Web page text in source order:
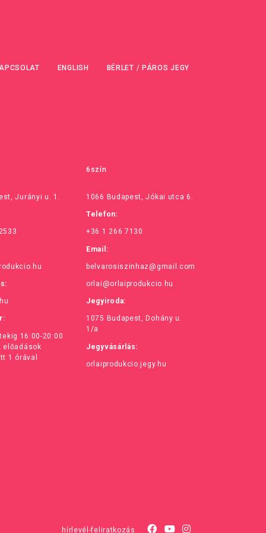
ENGLISH BÉRLET / PÁROS JEGY
Jurányi u. 1.
16:00-20:00
előadások
1 órával
6szín
1066 Budapest, Jókai utca 6.
Telefon:
+36 1 266 7130
Email:
belvarosiszinhaz@gmail.com
orlai@orlaiprodukcio.hu
Jegyiroda:
1075 Budapest, Dohány u.
1/a
Jegyvásárlás:
orlaiprodukcio.jegy.hu
hírlevél-feliratkozás